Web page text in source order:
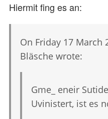
Hiermit fing es an:
On Friday 17 March
Bläsche wrote:
Gme_ eneir
Uvinistert, ist es